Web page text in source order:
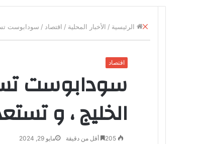
عن عشوائي
الرئيسية / الأخبار المحلية / اقتصاد / سودابوست
اقتصاد
سودابوست
الخليج ، و
مايو 29, 2024 أقل من دقيقة
إغلاق